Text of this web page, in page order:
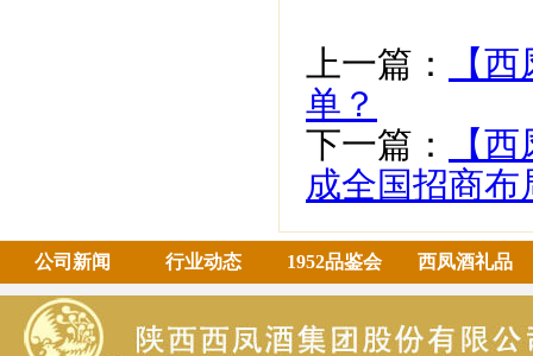
上一篇：
【
单？
下一篇：
【
成全国招商布
公司新闻 行业动态 1952品鉴会 西凤酒礼品